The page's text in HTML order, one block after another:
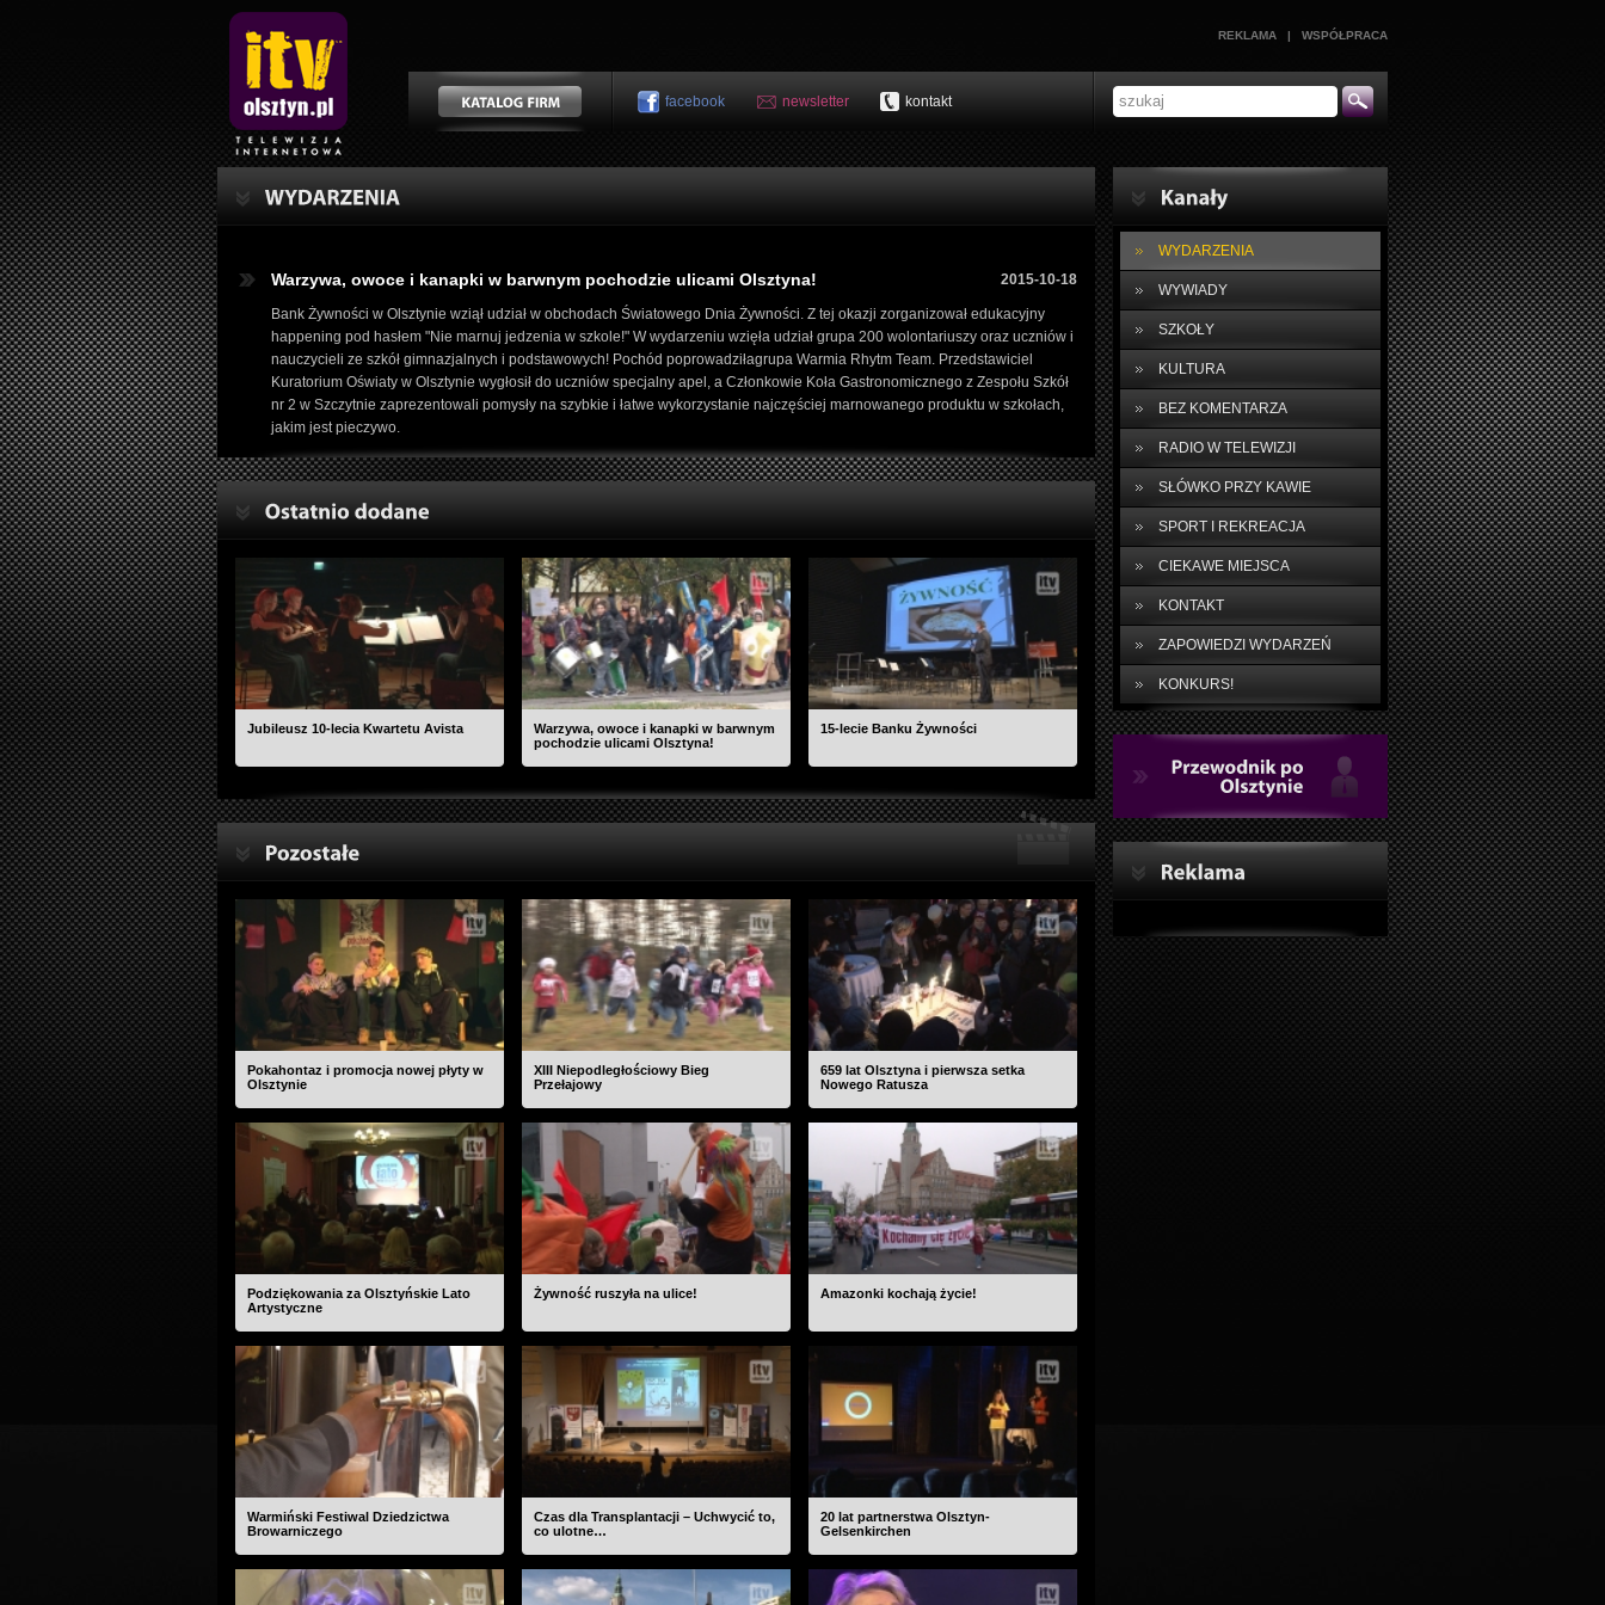
REKLAMA | WSPÓŁPRACA
facebook newsletter kontakt
WYDARZENIA
WYWIADY
SZKOŁY
KULTURA
BEZ KOMENTARZA
RADIO W TELEWIZJI
SŁÓWKO PRZY KAWIE
SPORT I REKREACJA
CIEKAWE MIEJSCA
KONTAKT
ZAPOWIEDZI WYDARZEŃ
KONKURS!
Warzywa, owoce i kanapki w barwnym pochodzie ulicami Olsztyna! 2015-10-18
Bank Żywności w Olsztynie wziął udział w obchodach Światowego Dnia Żywności. Z tej okazji zorganizował edukacyjny
happening pod hasłem "Nie marnuj jedzenia w szkole!" W wydarzeniu wzięła udział grupa 200 wolontariuszy oraz uczniów i
nauczycieli ze szkół gimnazjalnych i podstawowych! Pochód poprowadziłagrupa Warmia Rhytm Team. Przedstawiciel
Kuratorium Oświaty w Olsztynie wygłosił do uczniów specjalny apel, a Członkowie Koła Gastronomicznego z Zespołu Szkół
nr 2 w Szczytnie zaprezentowali pomysły na szybkie i łatwe wykorzystanie najczęściej marnowanego produktu w szkołach,
jakim jest pieczywo.
Jubileusz 10-lecia Kwartetu Avista
Warzywa, owoce i kanapki w barwnym
pochodzie ulicami Olsztyna!
15-lecie Banku Żywności
Pokahontaz i promocja nowej płyty w
Olsztynie
XIII Niepodległościowy Bieg
Przełajowy
659 lat Olsztyna i pierwsza setka
Nowego Ratusza
Podziękowania za Olsztyńskie Lato
Artystyczne
Żywność ruszyła na ulice! Amazonki kochają życie!
Warmiński Festiwal Dziedzictwa
Browarniczego
Czas dla Transplantacji – Uchwycić to,
co ulotne…
20 lat partnerstwa Olsztyn-
Gelsenkirchen